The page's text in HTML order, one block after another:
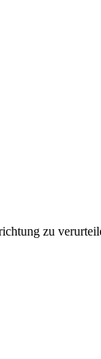
zu